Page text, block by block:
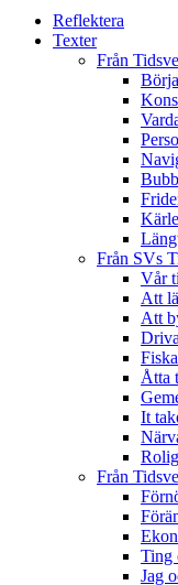
Reflektera
Texter
Från
Från SVs
Vår
Att
Att
Åtta
It
Från
Ting
Jag